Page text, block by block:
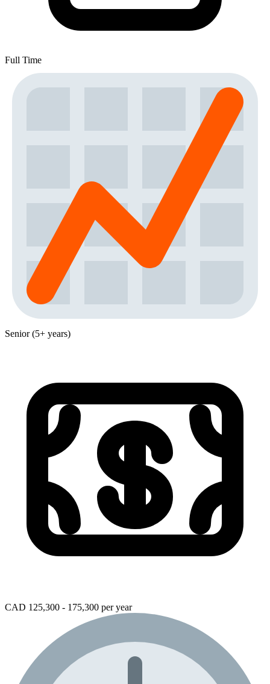
Full Time
Senior (5+ years)
CAD 125,300 - 175,300 per year